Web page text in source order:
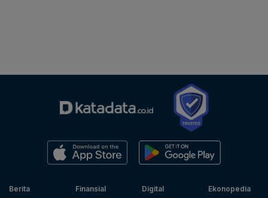
Berita
Finansial
Digital
Ekonopedia